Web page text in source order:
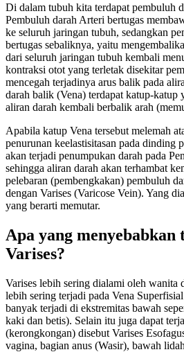
Di dalam tubuh kita terdapat pembuluh
Pembuluh darah Arteri bertugas
ke seluruh jaringan tubuh, sedangkan
bertugas sebaliknya, yaitu
dari seluruh jaringan tubuh kembali
kontraksi otot yang terletak disekitar
mencegah terjadinya arus balik pada
darah balik (Vena) terdapat katup-katup
aliran darah kembali berbalik arah
Apabila katup Vena tersebut melemah
penurunan keelastisitasan pada dinding
akan terjadi penumpukan darah pada
sehingga aliran darah akan terhambat
pelebaran (pembengkakan) pembuluh
dengan Varises (Varicose Vein). Yang
yang berarti memutar.
Apa yang menyebabkan
Varises?
Varises lebih sering dialami oleh wanita
lebih sering terjadi pada Vena
banyak terjadi di ekstremitas bawah
kaki dan betis). Selain itu juga dapat
(kerongkongan) disebut Varises
vagina, bagian anus (Wasir), bawah